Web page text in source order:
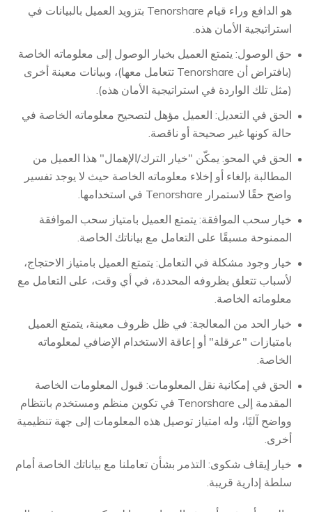
هو الدافع وراء قيام Tenorshare بتزويد العميل بالبيانات في
استراتيجية الأمان هذه.
حق الوصول: يتمتع العميل بخيار الوصول إلى معلوماته الخاصة
(بافتراض أن Tenorshare تتعامل معها)، وبيانات معينة أخرى
(مثل تلك الواردة في استراتيجية الأمان هذه).
الحق في التعديل: العميل مؤهل لتصحيح معلوماته الخاصة في
حالة كونها غير صحيحة أو ناقصة.
الحق في المحو: يمكّن "خيار الترك/الإهمال" هذا العميل من
المطالبة بإلغاء أو إخلاء معلوماته الخاصة حيث لا يوجد تفسير
واضح حقًا لاستمرار Tenorshare في استخدامها.
خيار سحب الموافقة: يتمتع العميل بامتياز سحب الموافقة
الممنوحة مسبقًا على التعامل مع بياناتك الخاصة.
خيار وجود مشكلة في التعامل: يتمتع العميل بامتياز الاحتجاج،
لأسباب تتعلق بظروفه المحددة، في أي وقت، على التعامل مع
معلوماته الخاصة.
خيار الحد من المعالجة: في ظل ظروف معينة، يتمتع العميل
بامتيازات "عرقلة" أو إعاقة الاستخدام الإضافي لمعلوماته
الخاصة.
الحق في إمكانية نقل المعلومات: قبول المعلومات الخاصة
المقدمة إلى Tenorshare في تكوين منظم ومستخدم بانتظام
وواضح آليًا، وله امتياز توصيل هذه المعلومات إلى جهة تنظيمية
أخرى.
خيار إيقاف شكوى: التذمر بشأن تعاملنا مع بياناتك الخاصة أمام
سلطة إدارية قريبة.